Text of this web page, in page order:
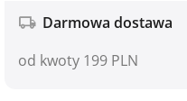
Darmowa dostawa
od kwoty 199 PLN